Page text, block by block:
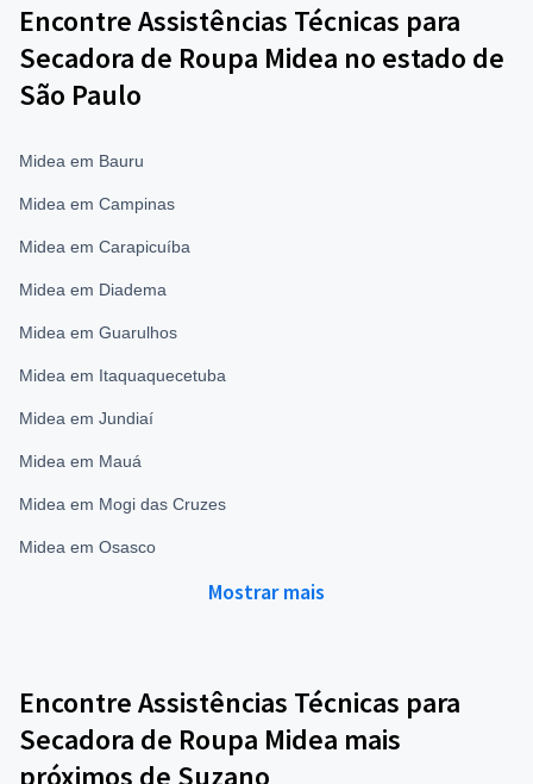
Encontre Assistências Técnicas para
Secadora de Roupa Midea no estado de
São Paulo
Midea em Bauru
Midea em Campinas
Midea em Carapicuíba
Midea em Diadema
Midea em Guarulhos
Midea em Itaquaquecetuba
Midea em Jundiaí
Midea em Mauá
Midea em Mogi das Cruzes
Midea em Osasco
Mostrar mais
Encontre Assistências Técnicas para
Secadora de Roupa Midea mais
próximos de Suzano